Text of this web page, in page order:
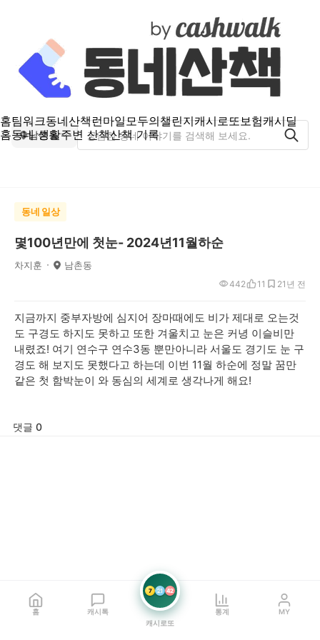
홈팀워크동네산책런마일모두의챌린지캐시로또보험캐시딜
홈동네 생활주변 산책산책 기록
남촌동
동네 일상
몇100년만에 첫눈- 2024년11월하순
차지훈 남촌동
1년 전
442 11 2
지금까지 중부자방에 심지어 장마때에도 비가 제대로 오는것
도 구경도 하지도 못하고 또한 겨울치고 눈은 커녕 이슬비만
내렸죠! 여기 연수구 연수3동 뿐만아니라 서울도 경기도 눈 구
경도 해 보지도 못했다고 하는데 이번 11월 하순에 정말 꿈만
같은 첫 함박눈이 와 동심의 세계로 생각나게 해요!
댓글 0
홈 캐시톡
7 21 42
캐시로또
통계 MY